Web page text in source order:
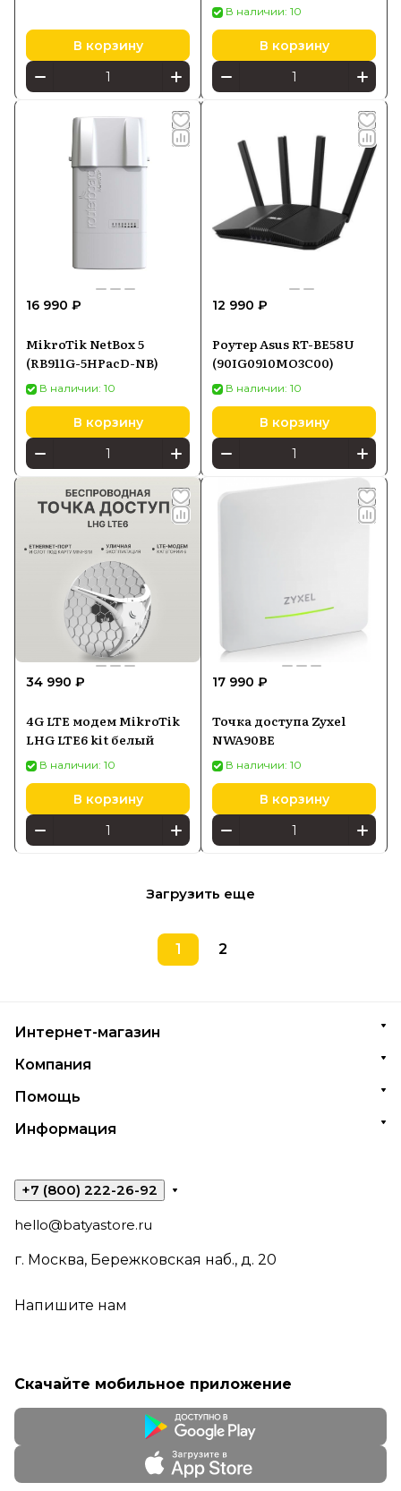
В корзину
В наличии: 10
В корзину
16 990 ₽
MikroTik NetBox 5
(RB911G-5HPacD-NB)
В наличии: 10
В корзину
12 990 ₽
Роутер Asus RT-BE58U
(90IG0910MO3C00)
В наличии: 10
В корзину
34 990 ₽
4G LTE модем MikroTik
LHG LTE6 kit белый
В наличии: 10
В корзину
17 990 ₽
Точка доступа Zyxel
NWA90BE
В наличии: 10
В корзину
Загрузить еще
1 2
Интернет-магазин
Компания
Помощь
Информация
+7 (800) 222-26-92
hello@batyastore.ru
г. Москва, Бережковская наб., д. 20
Напишите нам
Скачайте мобильное приложение